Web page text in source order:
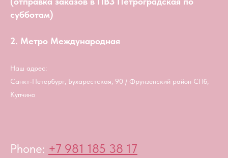
субботам)
2. Метро Международная
Наш адрес:
Санкт-Петербург, Бухарестская, 90 / Фрунзенский район СПб,
Купчино
Phone: +7 981 185 38 17